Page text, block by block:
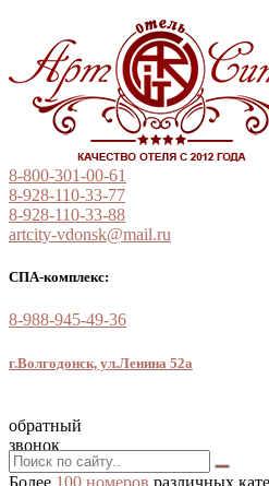
8-800-301-00-61
8-928-110-33-77
8-928-110-33-88
artcity-vdonsk@mail.ru
СПА-комплекс:
8-988-945-49-36
г.Волгодонск, ул.Ленина 52а
обратный
звонок
Более 100 номеров различных